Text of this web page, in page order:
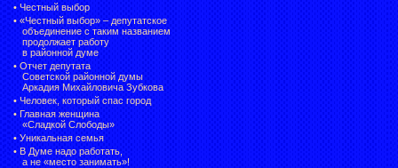
• Честный выбор
• «Честный выбор» – депутатское
объединение с таким названием
продолжает работу
в районной думе
• Отчет депутата
Советской районной думы
Аркадия Михайловича Зубкова
• Человек, который спас город
• Главная женщина
«Сладкой Слободы»
• Уникальная семья
• В Думе надо работать,
а не «место занимать»!